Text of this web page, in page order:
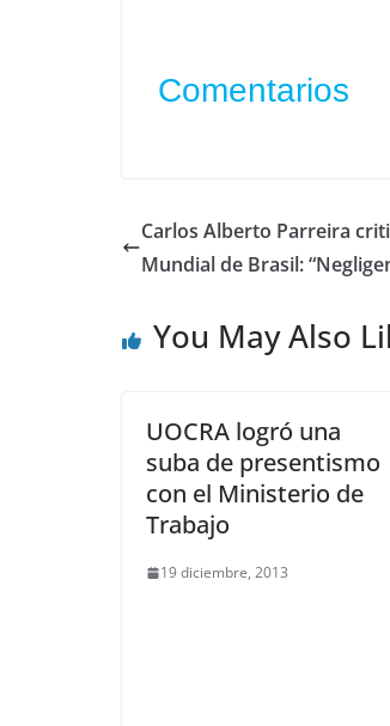
Comentarios
Carlos Alberto Parreira
Mundial de Brasil:
You May Also
UOCRA logró una
suba de presentismo
con el Ministerio de
Trabajo
19 diciembre, 2013